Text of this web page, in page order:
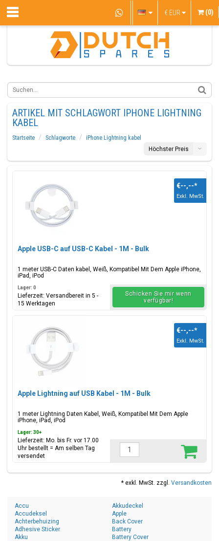
€ EUR (0)
ARTIKEL MIT SCHLAGWORT IPHONE LIGHTNING
KABEL
Startseite Schlagworte
iPhone Lightning kabel
Höchster Preis
Apple USB-C auf USB-C Kabel - 1M - Bulk
1 meter USB-C Daten kabel, Weiß, Kompatibel Mit Dem Apple iPhone,
iPad, iPod
€--,--*
Exkl. MwSt.
Lager: 0
Lieferzeit: Versandbereit in 5 -
15 Werktagen
Schicken Sie mir wenn
verfügbar!
Apple Lightning auf USB Kabel - 1M - Bulk
1 meter Lightning Daten Kabel, Weiß, Kompatibel Mit Dem Apple
iPhone, iPad, iPod
€--,--*
Exkl. MwSt.
Lager: 30+
Lieferzeit: Mo. bis Fr. vor 17.00
Uhr bestellt = Am selben Tag
versendet
* exkl. MwSt. zzgl. Versandkosten
Accu
Accudeksel
Achterbehuizing
Adhesive Sticker
Akku
Akkudeckel
Apple
Back Cover
Battery
Battery Cover